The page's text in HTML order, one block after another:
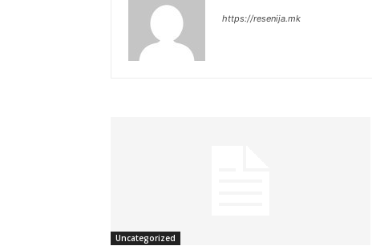
https://resenija.mk
Uncategorized